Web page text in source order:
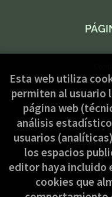
Esta web utiliza
permiten al usuario
página web
análisis
usuarios
los espacios
editor haya incluido
cookies que